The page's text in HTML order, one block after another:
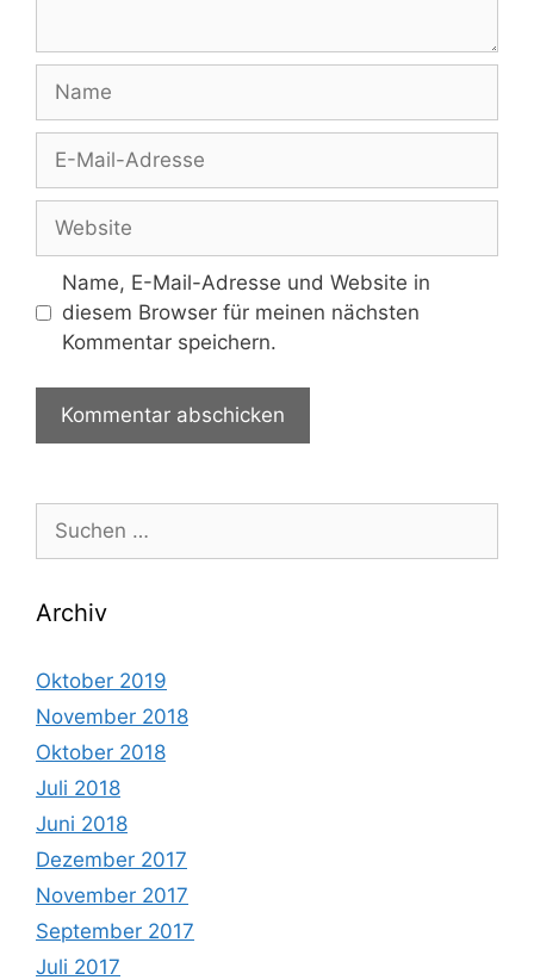
Mail-
Adresse
Name, E-Mail-Adresse und Website in
diesem Browser für meinen nächsten
Kommentar speichern.
Suche
nach:
Archiv
Oktober 2019
November 2018
Oktober 2018
Juli 2018
Juni 2018
Dezember 2017
November 2017
September 2017
Juli 2017